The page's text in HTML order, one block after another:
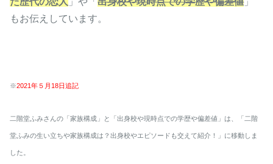
もお伝えしています。
※2021年５月18日追記
二階堂ふみさんの「家族構成」と「出身校や現時点での学歴や偏差値」は、「二階
堂ふみの生い立ちや家族構成は？出身校やエピソードも交えて紹介！」に移動しま
した。